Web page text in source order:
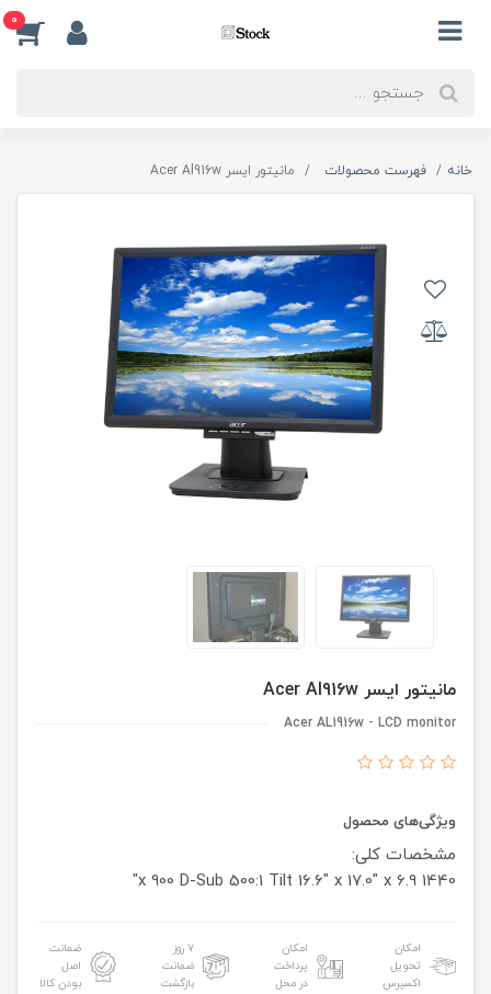
0
خانه فهرست محصولات مانیتور ایسر Acer Al916w
مانیتور ایسر Acer Al916w
Acer AL1916w - LCD monitor
ویژگی‌های محصول
مشخصات کلی:
1440 x 900
D-Sub 500:1 Tilt 16.6" x 17.0" x 6.9"
امکان
تحویل
اکسپرس
امکان
پرداخت
در محل
۷ روز
ضمانت
بازگشت
ضمانت
اصل
بودن کالا